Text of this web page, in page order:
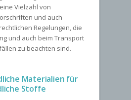
Vielzahl von
und auch
Regelungen, die
und auch beim Transport
zu beachten sind.
Materialien für
Stoffe